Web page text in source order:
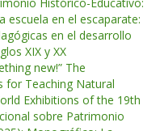
escuela en el escaparate:
en el desarrollo
XIX y XX
new!” The
for Teaching Natural
Exhibitions of the 19th
sobre Patrimonio